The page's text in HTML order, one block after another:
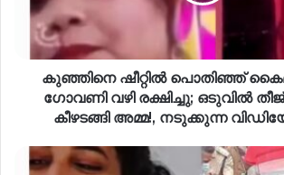
കുഞ്ഞിനെ ഷീറ്റിൽ പൊതിഞ്ഞ്
ഗോവണി വഴി രക്ഷിച്ചു; ഒടുവിൽ
കീഴടങ്ങി അമ്മ!, നടുക്കുന്ന